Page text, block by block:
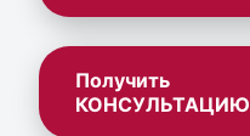
Получить
КОНСУЛЬТАЦИЮ